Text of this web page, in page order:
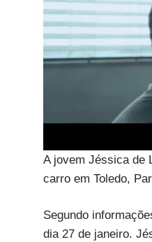
A jovem Jéssica de
carro em Toledo,
Segundo
dia 27 de janeiro.